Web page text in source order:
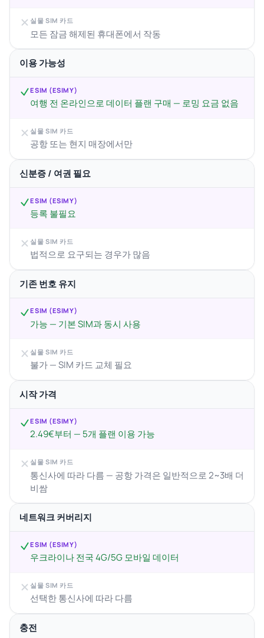
실물 SIM 카드
모든 잠금 해제된 휴대폰에서 작동
이용 가능성
ESIM (ESIMY)
여행 전 온라인으로 데이터 플랜 구매 — 로밍 요금 없음
실물 SIM 카드
공항 또는 현지 매장에서만
신분증 / 여권 필요
ESIM (ESIMY)
등록 불필요
실물 SIM 카드
법적으로 요구되는 경우가 많음
기존 번호 유지
ESIM (ESIMY)
가능 — 기본 SIM과 동시 사용
실물 SIM 카드
불가 — SIM 카드 교체 필요
시작 가격
ESIM (ESIMY)
2.49€부터 — 5개 플랜 이용 가능
실물 SIM 카드
통신사에 따라 다름 — 공항 가격은 일반적으로 2~3배 더
비쌈
네트워크 커버리지
ESIM (ESIMY)
우크라이나 전국 4G/5G 모바일 데이터
실물 SIM 카드
선택한 통신사에 따라 다름
충전